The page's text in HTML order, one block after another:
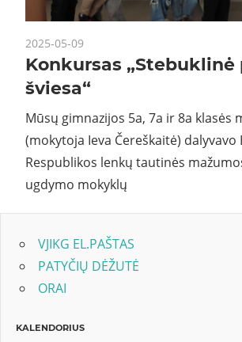
2025-05-09
Konkursas „Stebuklinė
šviesa“
Mūsų gimnazijos 5a, 7a ir 8a klasės
(mokytoja Ieva Čereškaitė) dalyvavo
Respublikos lenkų tautinės
ugdymo mokyklų
VJIKG EL.PAŠTAS
PATYČIŲ DĖŽUTĖ
ORAI